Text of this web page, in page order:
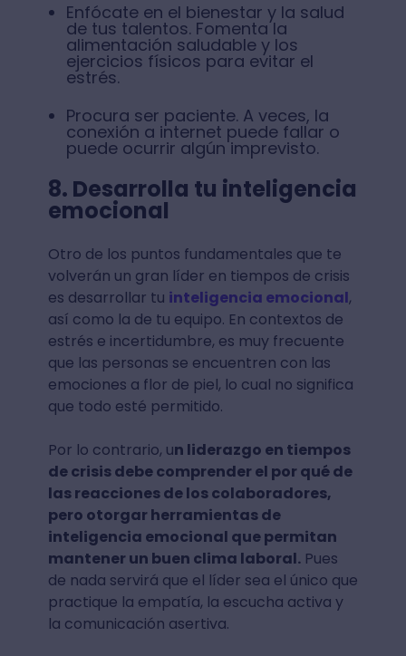
Enfócate en el bienestar y la salud
de tus talentos. Fomenta la
alimentación saludable y los
ejercicios físicos para evitar el
estrés.
Procura ser paciente. A veces, la
conexión a internet puede fallar o
puede ocurrir algún imprevisto.
8. Desarrolla tu inteligencia
emocional
Otro de los puntos fundamentales que te
volverán un gran líder en tiempos de crisis
es desarrollar tu inteligencia emocional,
así como la de tu equipo. En contextos de
estrés e incertidumbre, es muy frecuente
que las personas se encuentren con las
emociones a flor de piel, lo cual no significa
que todo esté permitido.
Por lo contrario, un liderazgo en tiempos
de crisis debe comprender el por qué de
las reacciones de los colaboradores,
pero otorgar herramientas de
inteligencia emocional que permitan
mantener un buen clima laboral.Pues
de nada servirá que el líder sea el único que
practique la empatía, la escucha activa y
la comunicación asertiva.